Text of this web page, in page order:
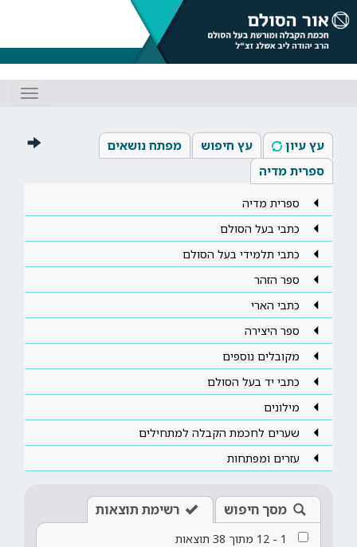
עץ עיון עץ חיפוש
מפתח נושאים
ספרית מדיה
ספרית מדיה
כתבי בעל הסולם
כתבי תלמידי בעל הסולם
ספר הזהר
כתבי הארי
ספר היצירה
מקובלים נוספים
כתבי יד בעל הסולם
מילונים
שערים לחכמת הקבלה למתחילים
עזרים ומפתחות
מסך חיפוש רשימת תוצאות
1
-
12 מתוך 38 תוצאות